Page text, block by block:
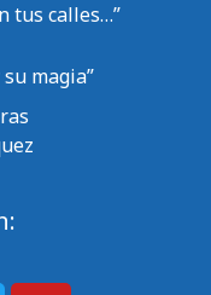
tus calles…”
magia”